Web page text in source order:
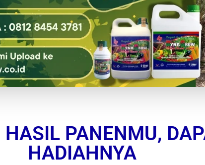
PANENMU,
HADIAHNYA